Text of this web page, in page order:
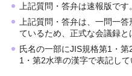
上記質問・答弁は速報版です。
上記質問・答弁は、一問一
ているため、正式な会議録と
氏名の一部にJIS規格第1・
1・第2水準の漢字で表記して